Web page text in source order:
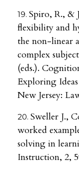
Spiro, R., &
flexibility and
the non-linear
complex
(eds.).
Exploring
New Jersey:
Sweller J.,
worked
solving in
Instruction, 2,